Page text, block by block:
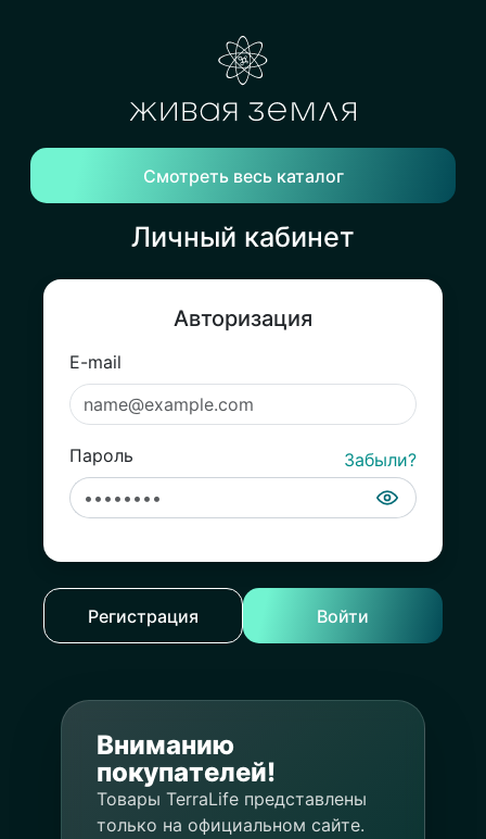
Смотреть весь каталог
Личный кабинет
Авторизация
E-mail
Пароль Забыли?
Регистрация Войти
Вниманию
покупателей!
Товары TerraLife представлены
только на официальном сайте.
Покупка
акций
Система
"Статус"
Подробнее